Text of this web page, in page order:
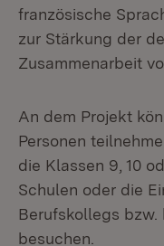
französische
zur Stärkung der
Zusammenarbeit
An dem Projekt
Personen
die Klassen 9, 10
Schulen oder die
Berufskollegs bzw.
besuchen.